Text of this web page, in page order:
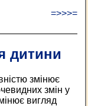
=>>>=
дитини
змінює
змін у
вигляд